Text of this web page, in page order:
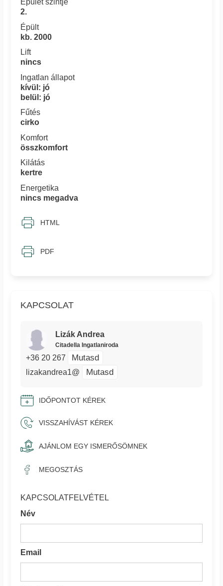
KAPCSOLAT
Lizák Andrea
Citadella Ingatlaniroda
+36 20 267 Mutasd
lizakandrea1@ Mutasd
IDŐPONTOT KÉREK
VISSZAHÍVÁST KÉREK
AJÁNLOM EGY ISMERŐSÖMNEK
MEGOSZTÁS
KAPCSOLATFELVÉTEL
Név
Email
Épület szintje
2.
Épült
kb. 2000
Lift
nincs
Ingatlan állapot
kívül: jó
belül: jó
Fűtés
cirko
Komfort
összkomfort
Kilátás
kertre
Energetika
nincs megadva
HTML
PDF